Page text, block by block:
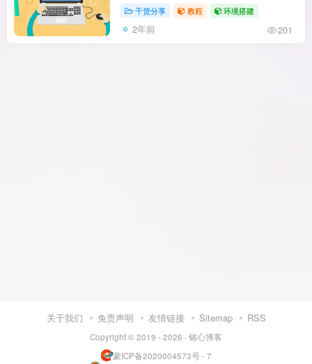
干货分享 教程 环境搭建
2年前 201
关于我们 免责声明 友情链接 Sitemap RSS
Copyright © 2019 - 2026 · 铭心博客
蒙ICP备2020004573号 - 7